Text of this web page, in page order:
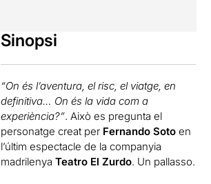
Sinopsi
“On és l’aventura, el risc, el viatge, en
definitiva… On és la vida com a
experiència?”. Això es pregunta el
personatge creat per Fernando Soto en
l’últim espectacle de la companyia
madrilenyaTeatro El Zurdo. Un pallasso.